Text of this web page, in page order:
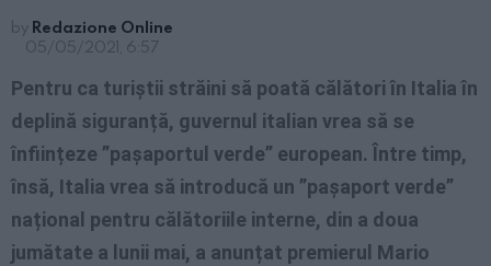
by Redazione Online
05/05/2021, 6:57
Pentru ca turiștii străini să poată călători în Italia în
deplină siguranță, guvernul italian vrea să se
înființeze ”pașaportul verde” european. Între timp,
însă, Italia vrea să introducă un ”pașaport verde”
național pentru călătoriile interne, din a doua
jumătate a lunii mai, a anunțat premierul Mario